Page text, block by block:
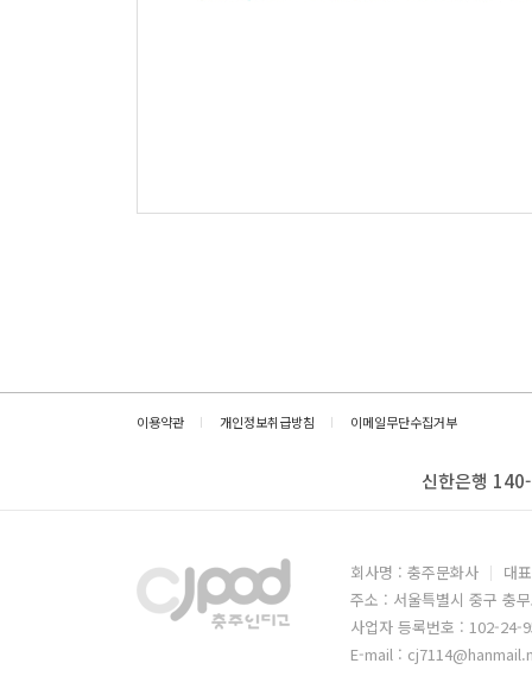
이용약관 개인정보취급방침 이메일무단수집거부
신한은행
회사명 : 충주문화사
대
주소 : 서울특별시 중구 충
사업자 등록번호 : 102-24-
E-mail :